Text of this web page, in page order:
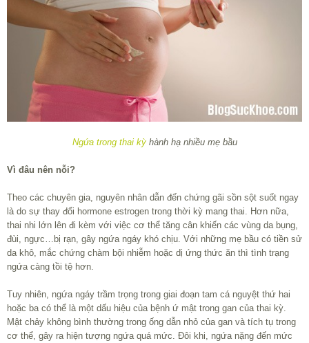
Ngứa trong thai kỳhành hạ nhiều mẹ bầu
Vì đâu nên nỗi?
Theo các chuyên gia, nguyên nhân dẫn đến chứng gãi sồn sột suốt ngay
là do sự thay đổi hormone estrogen trong thời kỳ mang thai. Hơn nữa,
thai nhi lớn lên đi kèm với việc cơ thể tăng cân khiến các vùng da bụng,
đùi, ngực…bị rạn, gây ngứa ngáy khó chịu. Với những mẹ bầu có tiền sử
da khô, mắc chứng chàm bội nhiễm hoặc dị ứng thức ăn thì tình trạng
ngứa càng tồi tệ hơn.
Tuy nhiên, ngứa ngáy trầm trọng trong giai đoạn tam cá nguyệt thứ hai
hoặc ba có thể là một dấu hiệu của bệnh ứ mật trong gan của thai kỳ.
Mật chảy không bình thường trong ống dẫn nhỏ của gan và tích tụ trong
cơ thể, gây ra hiện tượng ngứa quá mức. Đôi khi, ngứa nặng đến mức